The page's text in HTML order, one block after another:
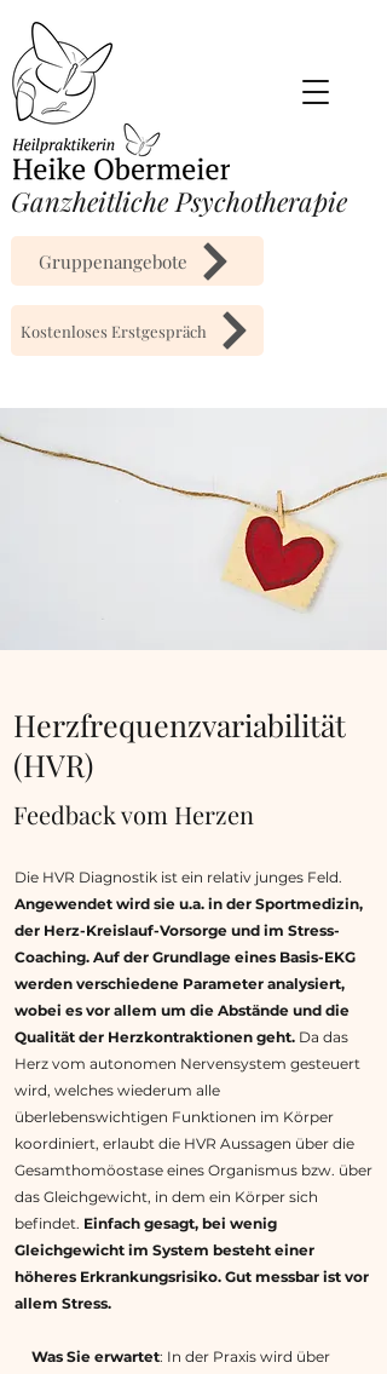
​Ganzheitliche Psychotherapie
Gruppenangebote
Kostenloses Erstgespräch
Herzfrequenzvariabilität
(HVR)
Feedback vom Herzen
Die HVR Diagnostik ist ein relativ junges Feld.
Angewendet wird sie u.a. in der Sportmedizin,
der Herz-Kreislauf-Vorsorge und im Stress-
Coaching. Auf der Grundlage eines Basis-EKG
werden verschiedene Parameter analysiert,
wobei es vor allem um die Abstände und die
Qualität der Herzkontraktionen geht. Da das
Herz vom autonomen Nervensystem gesteuert
wird, welches wiederum alle
überlebenswichtigen Funktionen im Körper
koordiniert, erlaubt die HVR Aussagen über die
Gesamthomöostase eines Organismus bzw. über
das Gleichgewicht, in dem ein Körper sich
befindet. Einfach gesagt, bei wenig
Gleichgewicht im System besteht einer
höheres Erkrankungsrisiko. Gut messbar ist vor
allem Stress.
Was Sie erwartet: In der Praxis wird über